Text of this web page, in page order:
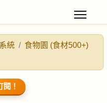
統
食物園 (食材500+)
閱！